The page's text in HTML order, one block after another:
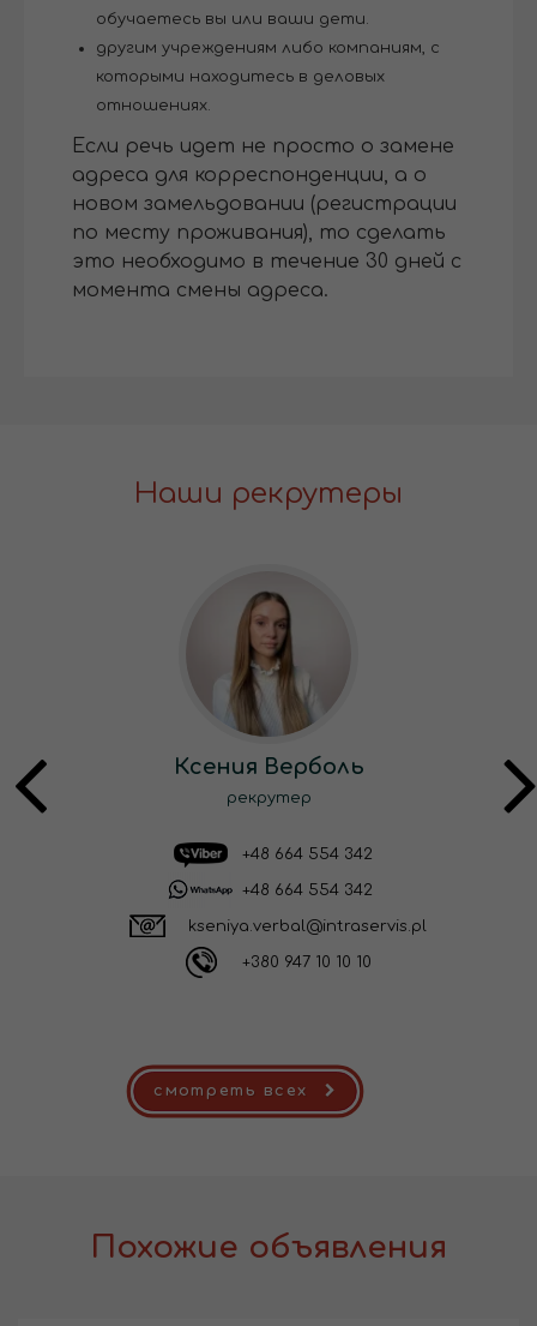
обучаетесь вы или ваши дети.
другим учреждениям либо компаниям, с
которыми находитесь в деловых
отношениях.
Если речь идет не просто о замене
адреса для корреспонденции, а о
новом замельдовании (регистрации
по месту проживания), то сделать
это необходимо в течение 30 дней с
момента смены адреса.
Наши рекрутеры
Ксения Верболь
рекрутер
+48 664 554 342
+48 664 554 342
kseniya.verbal@intraservis.pl
+380 947 10 10 10
смотреть всех
Похожие объявления